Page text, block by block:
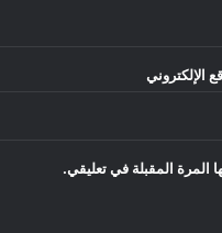
الإلكتروني
المرة المقبلة في تعليقي.